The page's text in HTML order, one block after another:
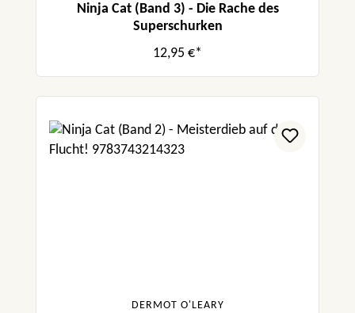
Ninja Cat (Band 3) - Die Rache des
Superschurken
12,95 €*
DERMOT O'LEARY